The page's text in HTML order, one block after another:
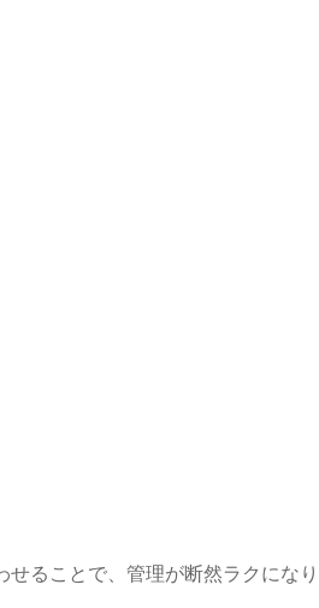
ることで、管理が断然ラクになり